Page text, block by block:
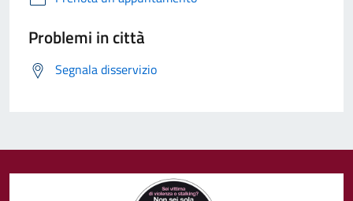
Problemi in città
Segnala disservizio